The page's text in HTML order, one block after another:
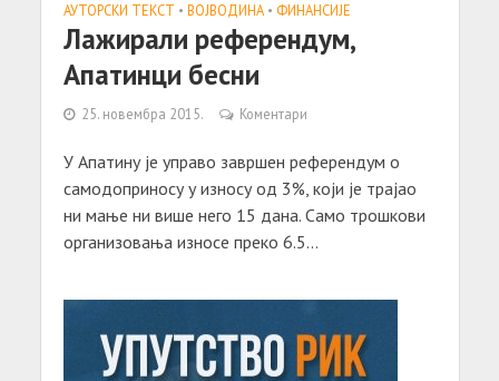
АУТОРСКИ ТЕКСТ • ВОЈВОДИНА • ФИНАНСИЈЕ
Лажирали референдум,
Апатинци бесни
25. новембра 2015. Коментари
У Апатину је управо завршен референдум о
самодоприносу у износу од 3%, који је трајао
ни мање ни више него 15 дана. Само трошкови
организовања износе преко 6.5...